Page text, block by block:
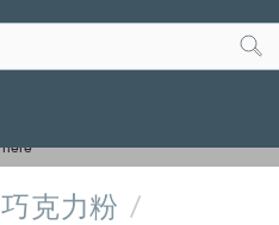
Search
巧克力粉